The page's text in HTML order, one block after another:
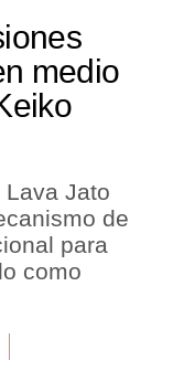
medio
Jato
de
para
como